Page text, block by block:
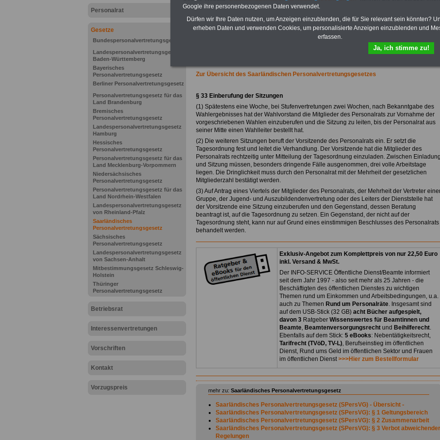
Personalrat
Gesetze
Bundespersonalvertretungsgesetz
Landespersonalvertretungsgesetz
Baden-Württemberg
Bayerisches
Personalvertretungsgesetz
Berliner Personalvertretungsgesetz
Personalvertretungsgesetz für das
Land Brandenburg
Bremisches
Personalvertretungsgesetz
Landespersonalvertretungsgesetz
Hamburg
Hessisches
Personalvertretungsgesetz
Personalvertretungsgesetz für das
Land Mecklenburg-Vorpommern
Niedersächsisches
Personalvertretungsgesetz
Personalvertretungsgesetz für das
Land Nordrhein-Westfalen
Landespersonalvertretungsgesetz
von Rheinland-Pfalz
Saarländisches
Personalvertretungsgesetz
Sächsisches
Personalvertretungsgesetz
Landespersonalvertretungsgesetz
von Sachsen-Anhalt
Mitbestimmungsgesetz Schleswig-
Holstein
Thüringer
Personalvertretungsgesetz
Betriebsrat
Interessenvertretungen
Vorschriften
Kontakt
Vorzugspreis
Bund, Länder und Kommunen.
>>>Hier zur Bestellung des
Zur Übersicht des Saarländischen Personalvertretungsgesetzes
§ 33 Einberufung der Sitzungen
(1) Spätestens eine Woche, bei Stufenvertretungen zwei Wochen, nach Bekanntgabe des
Wahlergebnisses hat der Wahlvorstand die Mitglieder des Personalrats zur Vornahme der
vorgeschriebenen Wahlen einzuberufen und die Sitzung zu leiten, bis der Personalrat aus
seiner Mitte einen Wahlleiter bestellt hat.
(2) Die weiteren Sitzungen beruft der Vorsitzende des Personalrats ein. Er setzt die
Tagesordnung fest und leitet die Verhandlung. Der Vorsitzende hat die Mitglieder des
Personalrats rechtzeitig unter Mitteilung der Tagesordnung einzuladen. Zwischen
und Sitzung müssen, besonders dringende Fälle ausgenommen, drei volle Arbeitstage
liegen. Die Dringlichkeit muss durch den Personalrat mit der Mehrheit der gesetzlichen
Mitgliederzahl bestätigt werden.
(3) Auf Antrag eines Viertels der Mitglieder des Personalrats, der Mehrheit der Vertreter
Gruppe, der Jugend- und Auszubildendenvertretung oder des Leiters der Dienststelle hat
der Vorsitzende eine Sitzung einzuberufen und den Gegenstand, dessen Beratung
beantragt ist, auf die Tagesordnung zu setzen. Ein Gegenstand, der nicht auf der
Tagesordnung steht, kann nur auf Grund eines einstimmigen Beschlusses des Personalrats
behandelt werden.
Exklusiv-Angebot zum Komplettpreis von nur 22,50 Euro
inkl. Versand & MwSt.
Der INFO-SERVICE Öffentliche Dienst/Beamte informiert
seit dem Jahr 1997 - also seit mehr als 25 Jahren - die
Beschäftigten des öffentlichen Dienstes zu wichtigen
Themen rund um Einkommen und Arbeitsbedingungen, u.a.
auch zu Themen Rund um Personalräte. Insgesamt sind
auf dem USB-Stick (32 GB) acht Bücher aufgespielt,
davon 3 Ratgeber Wissenswertes für Beamtinnen und
Beamte, Beamtenversorgungsrecht und Beihilferecht.
Ebenfalls auf dem Stick: 5 eBooks: Nebentätigkeitsrecht,
Tarifrecht (TVöD, TV-L), Berufseinstieg im öffentlichen
Dienst, Rund ums Geld im öffentlichen Sektor und Frauen
im öffentlichen Dienst>>>Hier zum Bestellformular
mehr zu: Saarländisches Personalvertretungsgesetz
Saarländisches Personalvertretungsgesetz (SPersVG) - Übersicht -
Saarländisches Personalvertretungsgesetz (SPersVG): § 1 Geltungsbereich
Saarländisches Personalvertretungsgesetz (SPersVG): § 2 Zusammenarbeit
Saarländisches Personalvertretungsgesetz (SPersVG): § 3 Verbot abweichender
Regelungen
Google ihre personenbezogenen Daten verwendet.
Dürfen wir Ihre Daten nutzen, um Anzeigen einzublenden, die für Sie relevant sein könnten?
erheben Daten und verwenden Cookies, um personalisierte Anzeigen einzublenden und
erfassen.
Ja, ich stimme zu!